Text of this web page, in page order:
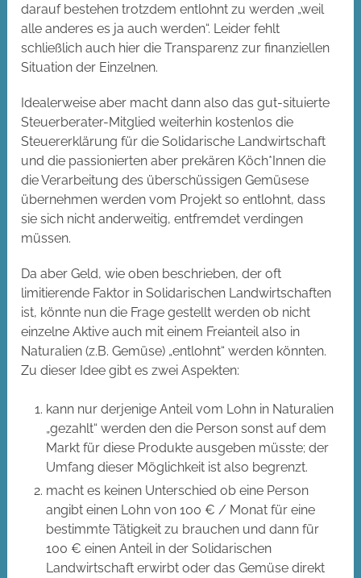
darauf bestehen trotzdem entlohnt zu werden „weil
alle anderes es ja auch werden“. Leider fehlt
schließlich auch hier die Transparenz zur finanziellen
Situation der Einzelnen.
Idealerweise aber macht dann also das gut-situierte
Steuerberater-Mitglied weiterhin kostenlos die
Steuererklärung für die Solidarische Landwirtschaft
und die passionierten aber prekären Köch*Innen die
die Verarbeitung des überschüssigen Gemüsese
übernehmen werden vom Projekt so entlohnt, dass
sie sich nicht anderweitig, entfremdet verdingen
müssen.
Da aber Geld, wie oben beschrieben, der oft
limitierende Faktor in Solidarischen Landwirtschaften
ist, könnte nun die Frage gestellt werden ob nicht
einzelne Aktive auch mit einem Freianteil also in
Naturalien (z.B. Gemüse) „entlohnt“ werden könnten.
Zu dieser Idee gibt es zwei Aspekten:
kann nur derjenige Anteil vom Lohn in Naturalien
„gezahlt“ werden den die Person sonst auf dem
Markt für diese Produkte ausgeben müsste; der
Umfang dieser Möglichkeit ist also begrenzt.
macht es keinen Unterschied ob eine Person
angibt einen Lohn von 100 € / Monat für eine
bestimmte Tätigkeit zu brauchen und dann für
100 € einen Anteil in der Solidarischen
Landwirtschaft erwirbt oder das Gemüse direkt